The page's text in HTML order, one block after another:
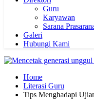
Guru
Karyawan
Sarana
Galeri
Hubungi Kami
Home
Literasi Guru
Tips Menghadapi